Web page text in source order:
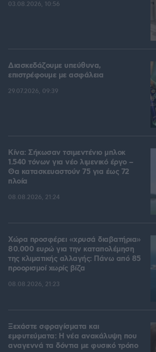
03.08.2026, 10:56
Διασκεδάζουμε υπεύθυνα,
επιστρέφουμε με ασφάλεια
29.07.2026, 09:39
Κίνα: Σήκωσαν τσιμεντένιο μπλοκ
1.540 τόνων για νέο λιμενικό έργο –
Θα κατασκευαστούν 75 για έως 72
πλοία
08.08.2026, 21:24
Χώρα προσφέρει «χρυσά διαβατήρια»
80.000 ευρώ για την καταπολέμηση
της κλιματικής αλλαγής: Πάνω από 85
προορισμοί χωρίς βίζα
08.08.2026, 21:23
Ξεχάστε σφραγίσματα και
εμφυτεύματα: Η νέα ανακάλυψη που
αναγεννά τα δόντια με φυσικό τρόπο